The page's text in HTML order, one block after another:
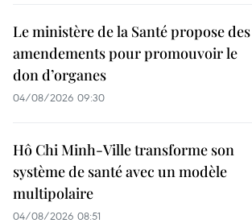
Le ministère de la Santé propose des
amendements pour promouvoir le
don d’organes
04/08/2026 09:30
Hô Chi Minh-Ville transforme son
système de santé avec un modèle
multipolaire
04/08/2026 08:51